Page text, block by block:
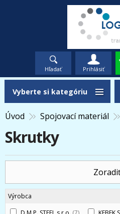
Hľadať Prihlásiť
Úvod Spojovací materiál
Skrutky
Výrobca
Vyberte si kategóriu